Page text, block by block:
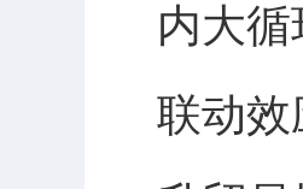
内大
联动效